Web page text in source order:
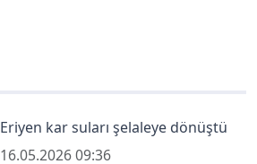
Eriyen kar suları şelaleye dönüştü
16.05.2026 09:36